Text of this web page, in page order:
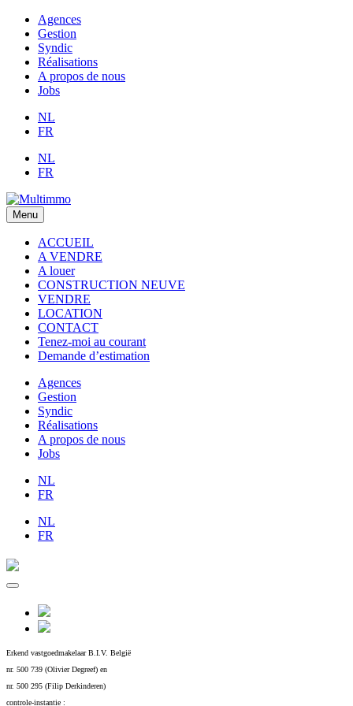
Agences
Gestion
Syndic
Réalisations
A propos de nous
Jobs
NL
FR
NL
FR
Menu
ACCUEIL
A VENDRE
A louer
CONSTRUCTION NEUVE
VENDRE
LOCATION
CONTACT
Tenez-moi au courant
Demande d’estimation
Agences
Gestion
Syndic
Réalisations
A propos de nous
Jobs
NL
FR
NL
FR
Erkend vastgoedmakelaar B.I.V. België
nr. 500 739 (Olivier Degreef) en
nr. 500 295 (Filip Derkinderen)
controle-instantie :